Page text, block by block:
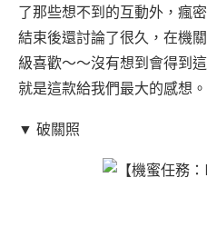
了那些想不到的互動外，瘋
結束後還討論了很久，在機
級喜歡～～沒有想到會得到
就是這款給我們最大的感想。
▼ 破關照